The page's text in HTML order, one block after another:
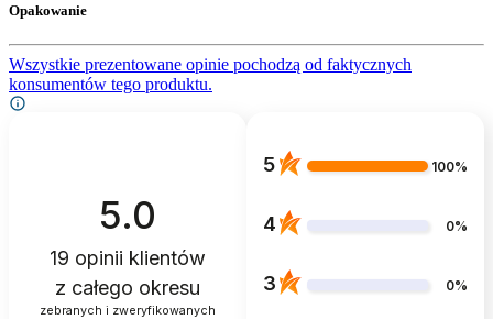
Opakowanie
Wszystkie prezentowane opinie pochodzą od faktycznych
konsumentów tego produktu.
5.0
19 opinii klientów
z całego okresu
zebranych i zweryfikowanych
5 100%
4 0%
3 0%